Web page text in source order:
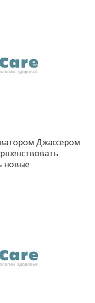
Джассером
новые